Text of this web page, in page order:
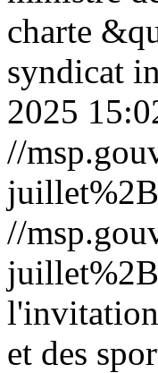
charte
syndicat
2025
//
//
et des